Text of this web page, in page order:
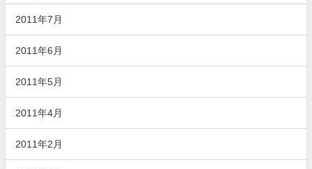
2011年7月
2011年6月
2011年5月
2011年4月
2011年2月